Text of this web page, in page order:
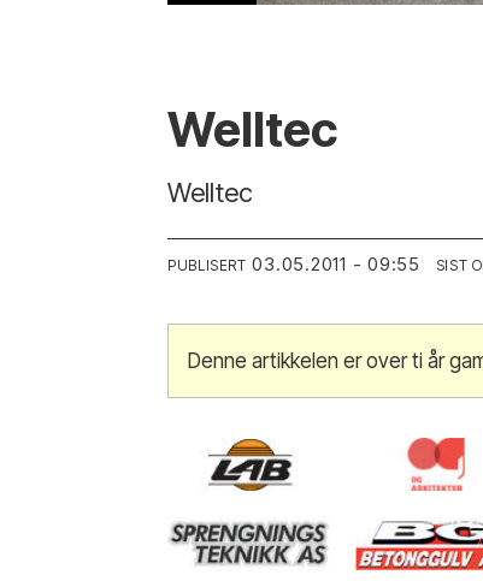
Welltec
Welltec
PUBLISERT 03.05.2011 - 09:55 SIST
Denne artikkelen er over ti år